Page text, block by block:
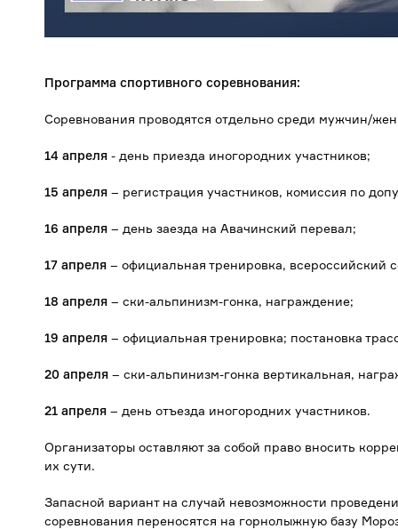
Программа спортивного соревнования:
Соревнования проводятся отдельно среди мужчин/
14 апреля - день приезда иногородних участников;
15 апреля – регистрация участников, комиссия по
16 апреля – день заезда на Авачинский перевал;
17 апреля – официальная тренировка, всероссийский
18 апреля – ски-альпинизм-гонка, награждение;
19 апреля – официальная тренировка; постановка
20 апреля – ски-альпинизм-гонка вертикальная,
21 апреля – день отъезда иногородних участников.
Организаторы оставляют за собой право вносить
их сути.
Запасной вариант на случай невозможности
соревнования переносятся на горнолыжную базу